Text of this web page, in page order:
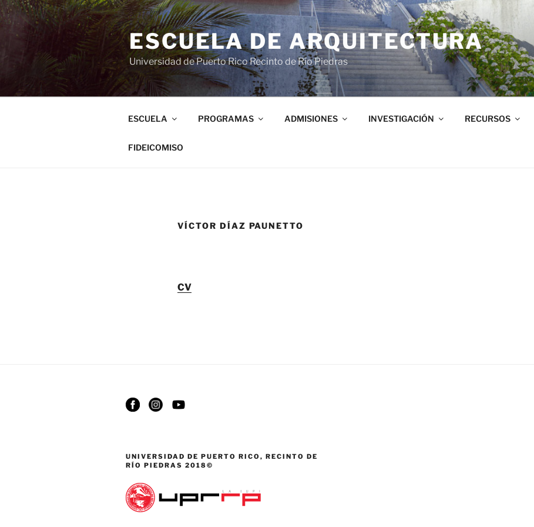
ESCUELA DE ARQUITECTURA
Universidad de Puerto Rico Recinto de Río Piedras
ESCUELA PROGRAMAS ADMISIONES INVESTIGACIÓN RECURSOS
FIDEICOMISO
VÍCTOR DÍAZ PAUNETTO
CV
UNIVERSIDAD DE PUERTO RICO, RECINTO DE
RÍO PIEDRAS 2018©